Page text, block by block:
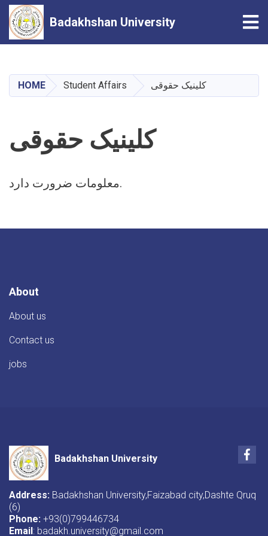
main
content
Badakhshan University
HOME Student Affairs کلینیک حقوقی
کلینیک حقوقی
معلومات ضرورت دارد.
About
About us
Contact us
jobs
Badakhshan University
Address: Badakhshan University,Faizabad city,Dashte Qruq
(6)
Phone: +93(0)799446734
Email: badakh.university@gmail.com